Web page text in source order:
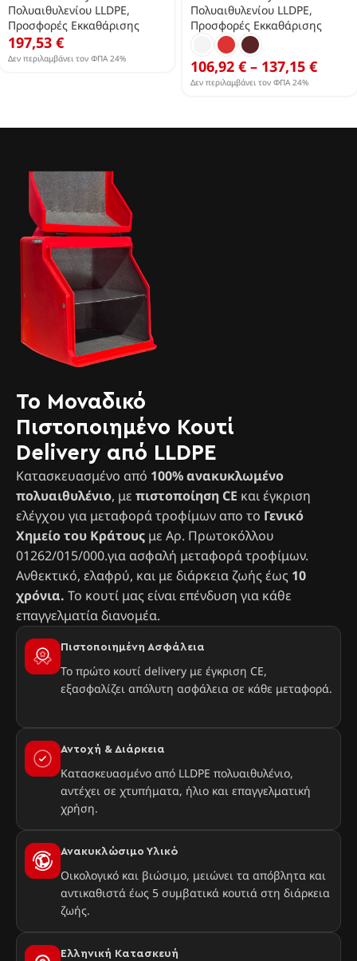
Πολυαιθυλενίου LLDPE,
Προσφορές Εκκαθάρισης
197,53 €
Δεν περιλαμβάνει τον ΦΠΑ 24%
Πολυαιθυλενίου LLDPE,
Προσφορές Εκκαθάρισης
106,92 € – 137,15 €
Δεν περιλαμβάνει τον ΦΠΑ 24%
Το Μοναδικό
Πιστοποιημένο Κουτί
Delivery από LLDPE
Κατασκευασμένο από 100% ανακυκλωμένο
πολυαιθυλένιο, με πιστοποίηση CE και έγκριση
ελέγχου για μεταφορά τροφίμων απο το Γενικό
Χημείο του Κράτους με Αρ. Πρωτοκόλλου
01262/015/000.για ασφαλή μεταφορά τροφίμων.
Ανθεκτικό, ελαφρύ, και με διάρκεια ζωής έως 10
χρόνια. Το κουτί μας είναι επένδυση για κάθε
επαγγελματία διανομέα.
Πιστοποιημένη Ασφάλεια
Το πρώτο κουτί delivery με έγκριση CE,
εξασφαλίζει απόλυτη ασφάλεια σε κάθε μεταφορά.
Αντοχή & Διάρκεια
Κατασκευασμένο από LLDPE πολυαιθυλένιο,
αντέχει σε χτυπήματα, ήλιο και επαγγελματική
χρήση.
Ανακυκλώσιμο Υλικό
Οικολογικό και βιώσιμο, μειώνει τα απόβλητα και
αντικαθιστά έως 5 συμβατικά κουτιά στη διάρκεια
ζωής.
Ελληνική Κατασκευή